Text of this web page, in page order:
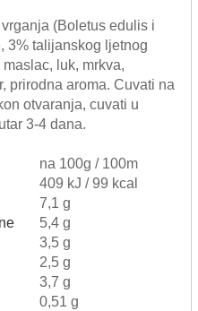
(Boletus edulis i
3% talijanskog ljetnog
luk, mrkva,
prirodna aroma. Cuvati na
otvaranja, cuvati u
3-4 dana.
na 100g / 100m
409 kJ / 99 kcal
7,1 g
5,4 g
3,5 g
2,5 g
3,7 g
0,51 g